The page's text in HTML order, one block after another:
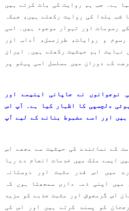
ہے۔ جب ہم روایت کی بات کرتے ہیں
شب یلدا کی روایت رکھتے ہیں، جبکہ
رسومات اور تہوار موجود ہیں۔ اسی
و روایات، طرزعمل، آداب اور
نہایت اہم حیثیت رکھتے ہیں۔ ایران
کے دوران میں مسلسل اسی پہلو پر
نوجوانوں نے جاپانی اینیمے اور
دلچسپی کا اظہار کیا ہے۔ آپ اس
اور اسے مضبوط بنانے کے لیے آپ
کے نمائندے کی حیثیت سے مجھے اس
ایسے ملک میں خدمات انجام دے رہا
میں اس قدر مثبت اور دوستانہ
میں اپنی ذمہ داری سمجھتا ہوں کہ
اس گرمجوش اور مثبت جذبے کو مزید
کو پسند کرتے ہیں اور اس کی